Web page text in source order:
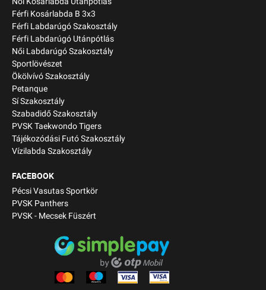
Férfi Kosárlabda B 3x3
Férfi Labdarúgó Szakosztály
Férfi Labdarúgó Utánpótlás
Női Labdarúgó Szakosztály
Sportlövészet
Ökölvívó Szakosztály
Petanque
Sí Szakosztály
Szabadidő Szakosztály
PVSK Taekwondo Tigers
Tájékozódási Futó Szakosztály
Vízilabda Szakosztály
FACEBOOK
Pécsi Vasutas Sportkör
PVSK Panthers
PVSK - Mecsek Füszért